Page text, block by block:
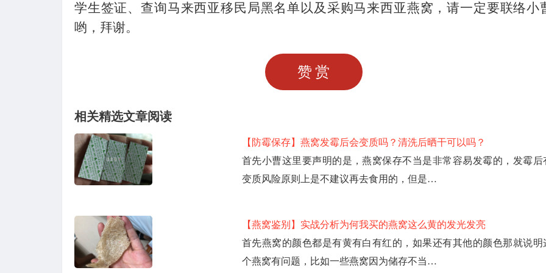
学生签证、查询马来西亚移民局黑名单以及采购马来西亚燕窝，请一定要联络小
哟，拜谢。
赞赏
相关精选文章阅读
【防霉保存】燕窝发霉后会变质吗？清洗后晒干可以吗？
首先小曹这里要声明的是，燕窝保存不当是非常容易发霉的，发霉后
变质风险原则上是不建议再去食用的，但是…
【燕窝鉴别】实战分析为何我买的燕窝这么黄的发光发亮
首先燕窝的颜色都是有黄有白有红的，如果还有其他的颜色那就说明
个燕窝有问题，比如一些燕窝因为储存不当…